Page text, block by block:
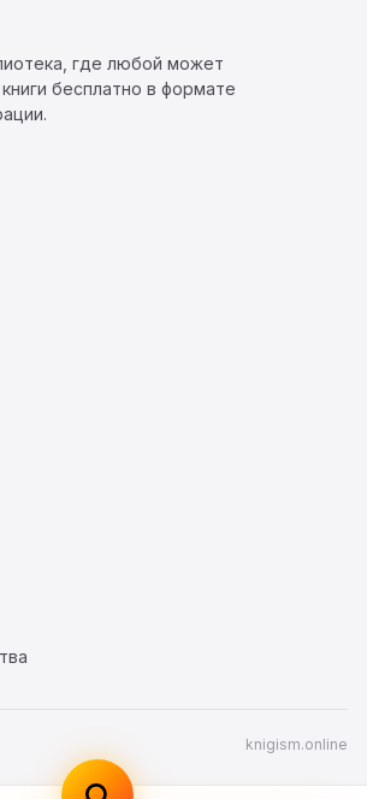
где любой может
бесплатно в формате
knigism.online